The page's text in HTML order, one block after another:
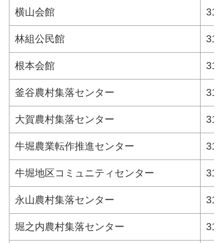
横山会館
林組公民館
根本会館
釜谷農村集落センター
大賀農村集落センター
牛堀農業転作推進センター
牛堀地区コミュニティセンター
永山農村集落センター
堀之内農村集落センター